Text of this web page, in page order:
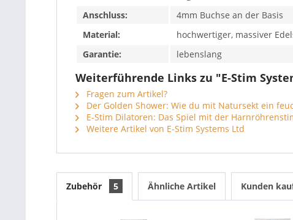
Anschluss:
4mm Buchse an der Basis
Material:
hochwertiger, massiver
Garantie:
lebenslang
Weiterführende Links zu "E-Stim
Fragen zum Artikel?
Der Golden Shower: Wie du mit Natursekt ein
E-Stim Dilatoren: Das Spiel mit der
Weitere Artikel von E-Stim Systems Ltd
Zubehör 5 Ähnliche Artikel Kunden